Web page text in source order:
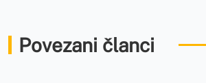
Povezani članci